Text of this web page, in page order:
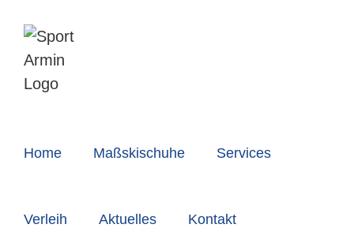
Inhalt
springen
Home Maßskischuhe Services
Verleih Aktuelles Kontakt